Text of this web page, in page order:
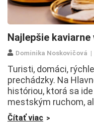
Najlepšie
Dominika Noskovičová
Turisti, domáci,
prechádzky. Na
históriou, ktorá sa
mestským ruchom,
Čítať viac